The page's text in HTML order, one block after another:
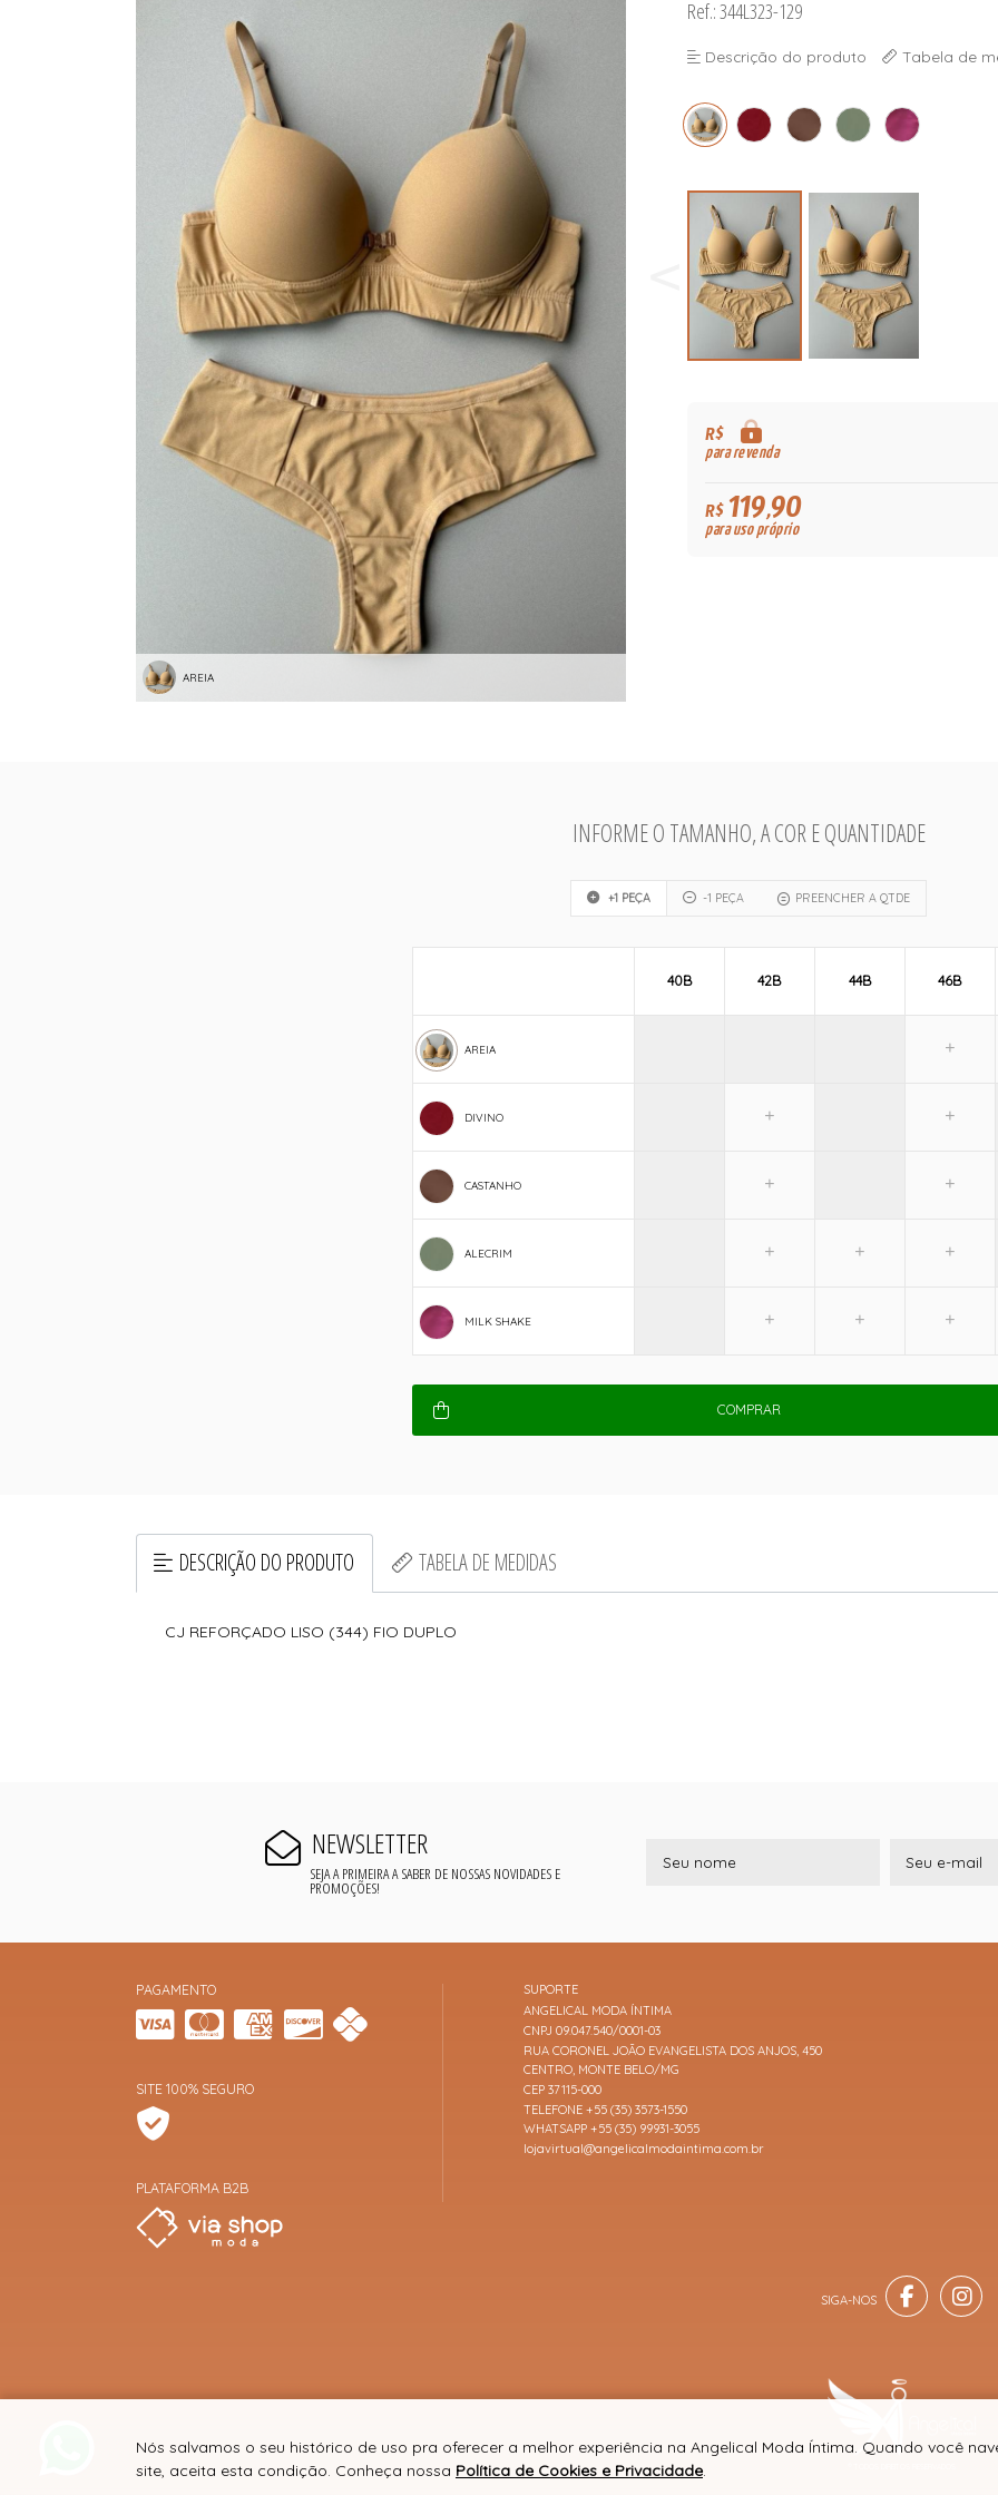
AREIA
Ref.: 344L323-129
Descrição do produto Tabela de
R$
para revenda
R$119,90
para uso próprio
INFORME O TAMANHO, A COR E QUANTIDADE
+1 PEÇA -1 PEÇA PREENCHER A QTDE
AREIA
DIVINO
CASTANHO
ALECRIM
MILK SHAKE
40B 42B 44B 46B
COMPRAR
DESCRIÇÃO DO PRODUTO TABELA DE MEDIDAS
CJ REFORÇADO LISO (344) FIO DUPLO
NEWSLETTER
SEJA A PRIMEIRA A SABER DE NOSSAS NOVIDADES E
PROMOÇÕES!
PAGAMENTO
SITE 100% SEGURO
PLATAFORMA B2B
SUPORTE
ANGELICAL MODA ÍNTIMA
CNPJ 09.047.540/0001-03
RUA CORONEL JOÃO EVANGELISTA DOS ANJOS, 450
CENTRO, MONTE BELO/MG
CEP 37115-000
TELEFONE +55 (35) 3573-1550
WHATSAPP +55 (35) 99931-3055
lojavirtual@angelicalmodaintima.com.br
Nós salvamos o seu histórico de uso pra oferecer a melhor experiência na Angelical Moda Íntima. Quando você
site, aceita esta condição. Conheça nossa Política de Cookies e Privacidade.